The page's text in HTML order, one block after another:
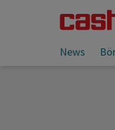
News
Sie lesen: